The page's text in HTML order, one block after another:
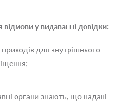
відмови у видаванні довідки:
для внутрішнього
органи знають, що надані